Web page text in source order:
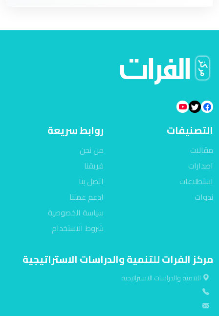
التصنيفات
مقالات
اصدارات
استطلاعات
ندوات
روابط سريعة
من نحن
فريقنا
اتصل بنا
ادعم عملنا
سياسة الخصوصية
شروط الاستخدام
مركز الفرات للتنمية والدراسات الاستراتيجية
للتنمية والدراسات الاستراتيجية